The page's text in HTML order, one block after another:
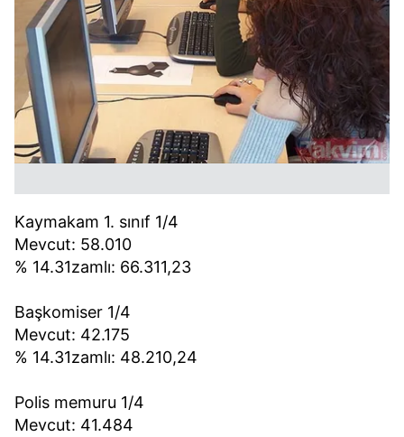
Kaymakam 1. sınıf 1/4
Mevcut: 58.010
% 14.31zamlı: 66.311,23
Başkomiser 1/4
Mevcut: 42.175
% 14.31zamlı: 48.210,24
Polis memuru 1/4
Mevcut: 41.484